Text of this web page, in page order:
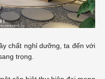
chất nghỉ dưỡng, ta đến với
trọng.